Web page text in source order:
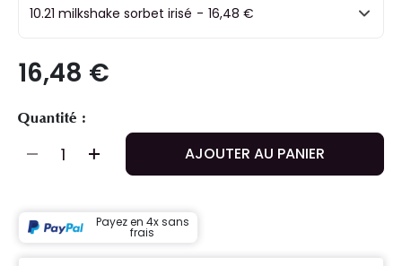
10.21 milkshake sorbet irisé - 16,48 €
16,48 €
Quantité :
AJOUTER AU PANIER
Payez en 4x sans
frais